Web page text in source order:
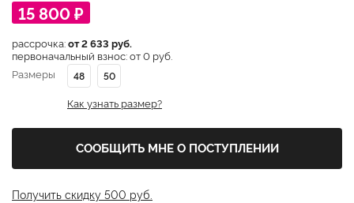
15 800 ₽
рассрочка:от 2 633 руб.
первоначальный взнос: от 0 руб.
Размеры
48 50
Как узнать размер?
СООБЩИТЬ МНЕ О ПОСТУПЛЕНИИ
Получить скидку 500 руб.